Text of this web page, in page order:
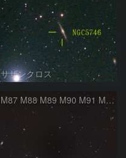
サザンクロス
M87 M88 M89 M90 M91 M100 マルカリアンの銀河鎖 おとめ座 かみのけ座